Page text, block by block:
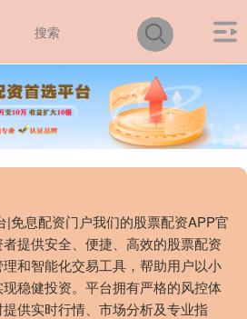
|免息配资门户我们的股票配资APP官
提供安全、便捷、高效的股票配资
和智能化交易工具，帮助用户以小
稳健投资。平台拥有严格的风控体
供实时行情、市场分析及专业指